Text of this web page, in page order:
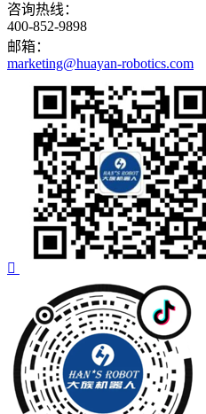
咨询热线：
400-852-9898
邮箱：
marketing@huayan-robotics.com